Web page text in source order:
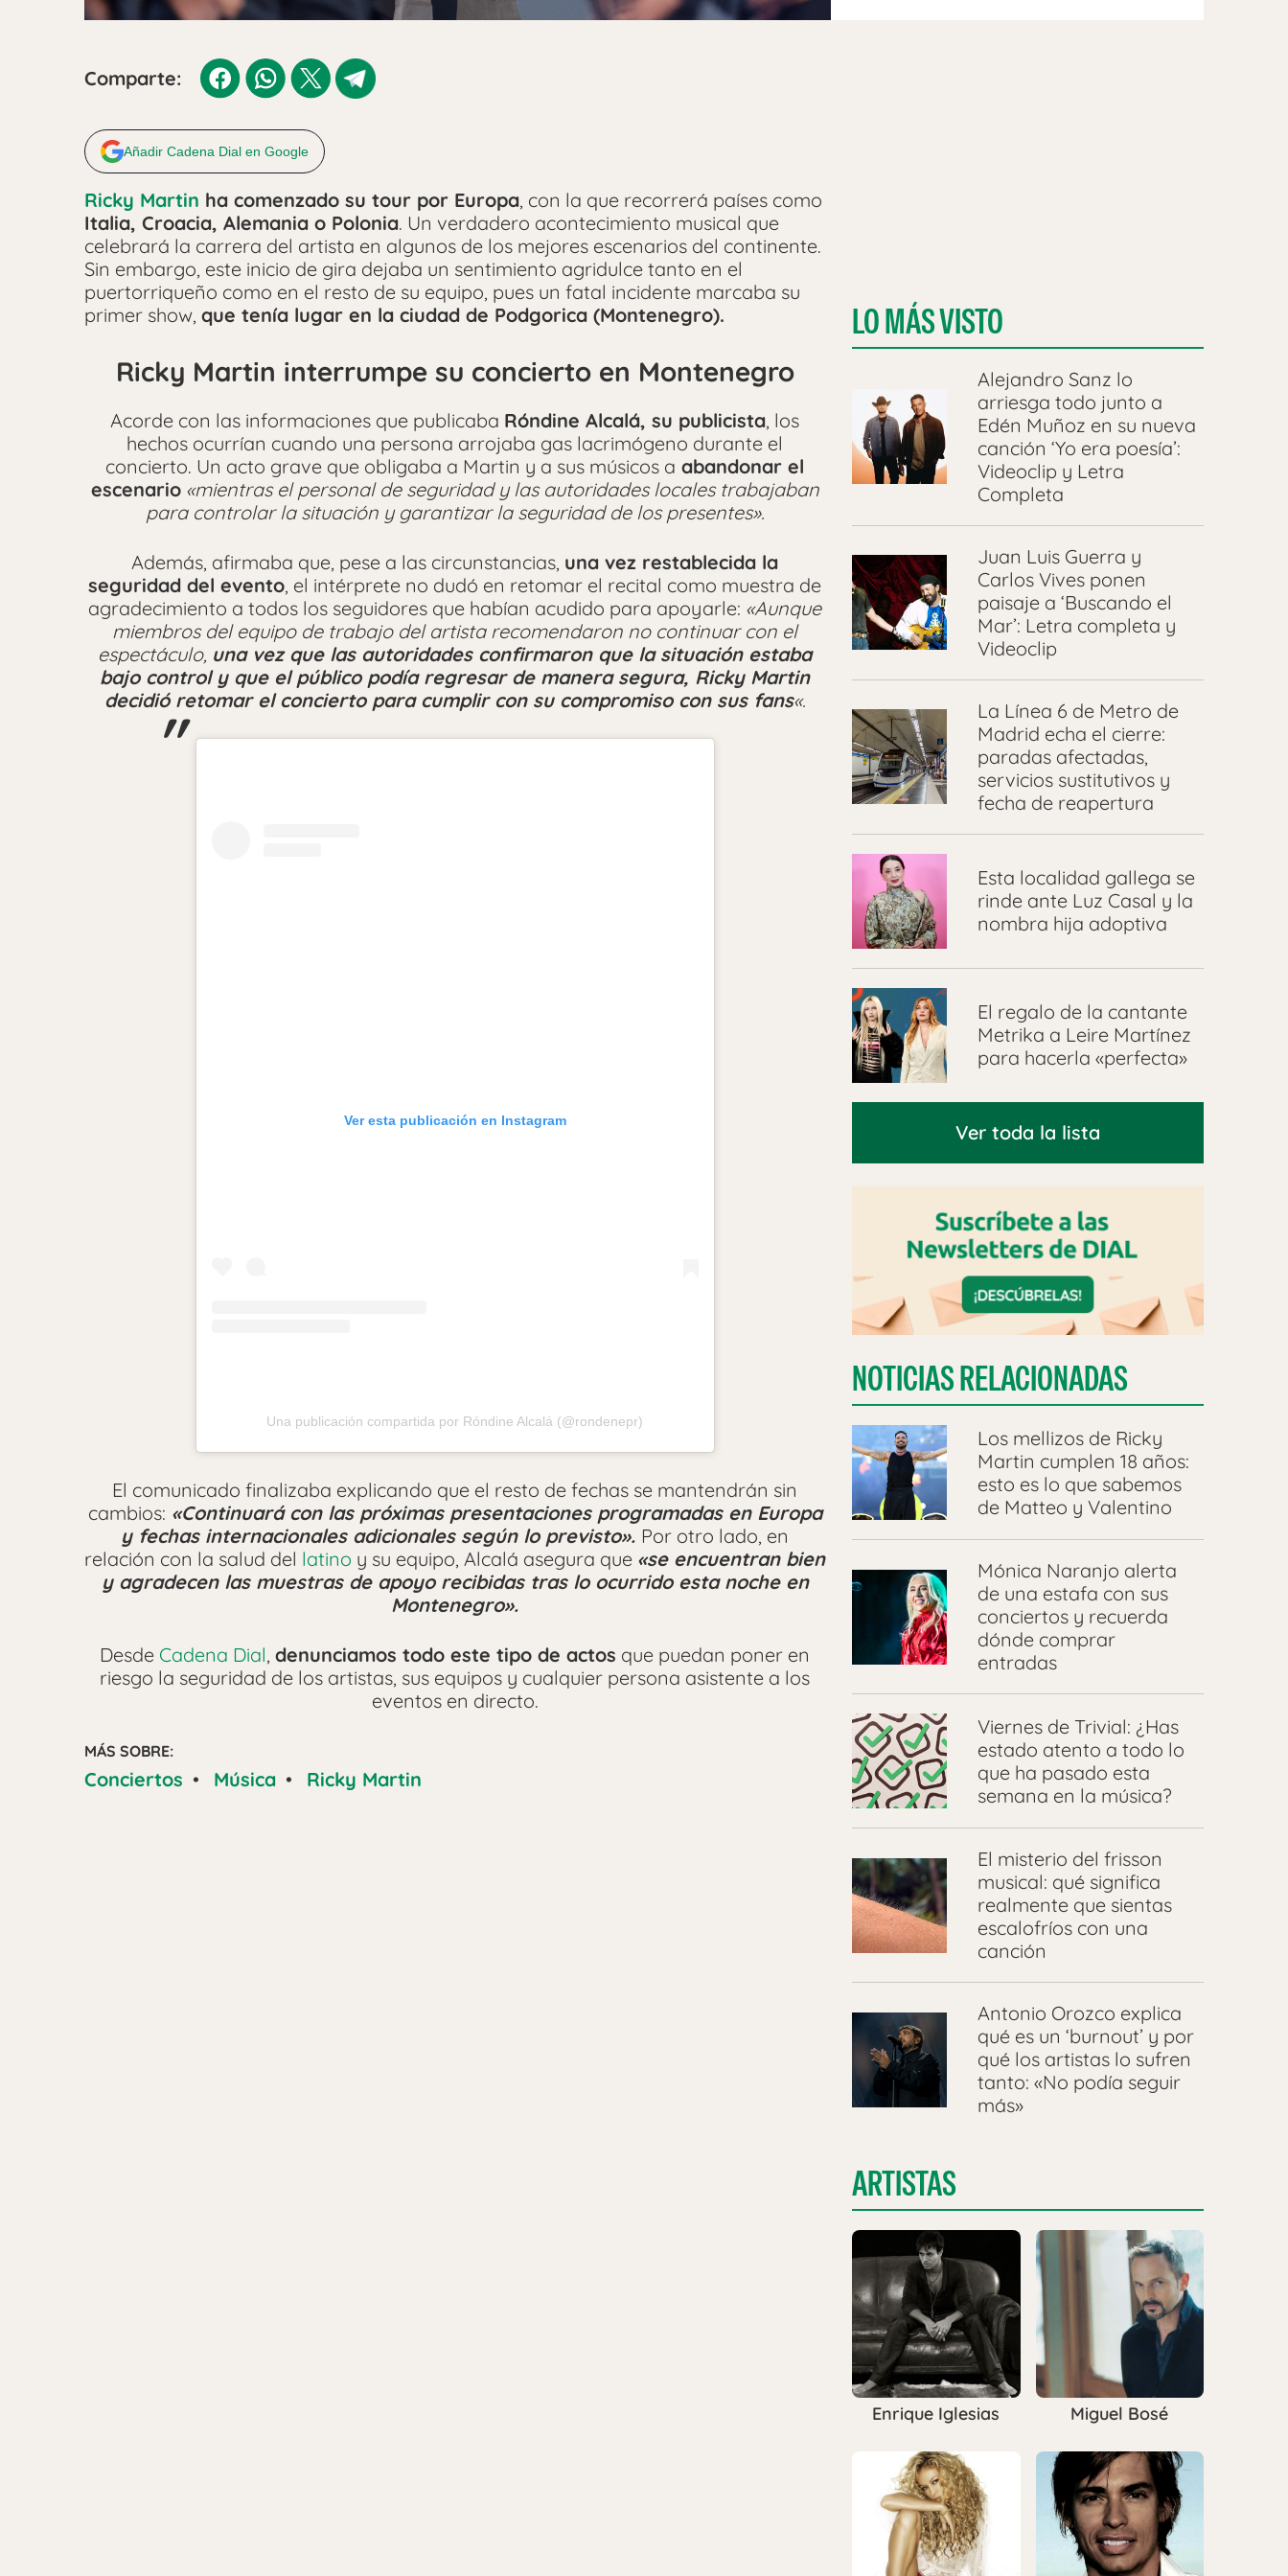
Comparte:
Añadir Cadena Dial en Google
Ricky Martin ha comenzado su tour por Europa, con la que recorrerá países como
Italia, Croacia, Alemania o Polonia. Un verdadero acontecimiento musical que
celebrará la carrera del artista en algunos de los mejores escenarios del continente.
Sin embargo, este inicio de gira dejaba un sentimiento agridulce tanto en el
puertorriqueño como en el resto de su equipo, pues un fatal incidente marcaba su
primer show, que tenía lugar en la ciudad de Podgorica (Montenegro).
Ricky Martin interrumpe su concierto en Montenegro
Acorde con las informaciones que publicaba Róndine Alcalá, su publicista, los
hechos ocurrían cuando una persona arrojaba gas lacrimógeno durante el
concierto. Un acto grave que obligaba a Martin y a sus músicos a abandonar el
escenario «mientras el personal de seguridad y las autoridades locales trabajaban
para controlar la situación y garantizar la seguridad de los presentes».
Además, afirmaba que, pese a las circunstancias, una vez restablecida la
seguridad del evento, el intérprete no dudó en retomar el recital como muestra de
agradecimiento a todos los seguidores que habían acudido para apoyarle: «Aunque
miembros del equipo de trabajo del artista recomendaron no continuar con el
espectáculo, una vez que las autoridades confirmaron que la situación estaba
bajo control y que el público podía regresar de manera segura, Ricky Martin
decidió retomar el concierto para cumplir con su compromiso con sus fans«.
Ver esta publicación en Instagram
Una publicación compartida por Róndine Alcalá (@rondenepr)
El comunicado finalizaba explicando que el resto de fechas se mantendrán sin
cambios: «Continuará con las próximas presentaciones programadas en Europa
y fechas internacionales adicionales según lo previsto». Por otro lado, en
relación con la salud del latino y su equipo, Alcalá asegura que «se encuentran bien
y agradecen las muestras de apoyo recibidas tras lo ocurrido esta noche en
Montenegro».
Desde Cadena Dial,denunciamos todo este tipo de actos que puedan poner en
riesgo la seguridad de los artistas, sus equipos y cualquier persona asistente a los
eventos en directo.
MÁS SOBRE:
Conciertos • Música • Ricky Martin
LO MÁS VISTO
Alejandro Sanz lo
arriesga todo junto a
Edén Muñoz en su nueva
canción ‘Yo era poesía’:
Videoclip y Letra
Completa
Juan Luis Guerra y
Carlos Vives ponen
paisaje a ‘Buscando el
Mar’: Letra completa y
Videoclip
La Línea 6 de Metro de
Madrid echa el cierre:
paradas afectadas,
servicios sustitutivos y
fecha de reapertura
Esta localidad gallega se
rinde ante Luz Casal y la
nombra hija adoptiva
El regalo de la cantante
Metrika a Leire Martínez
para hacerla «perfecta»
Ver toda la lista
NOTICIAS RELACIONADAS
Los mellizos de Ricky
Martin cumplen 18 años:
esto es lo que sabemos
de Matteo y Valentino
Mónica Naranjo alerta
de una estafa con sus
conciertos y recuerda
dónde comprar
entradas
Viernes de Trivial: ¿Has
estado atento a todo lo
que ha pasado esta
semana en la música?
El misterio del frisson
musical: qué significa
realmente que sientas
escalofríos con una
canción
Antonio Orozco explica
qué es un ‘burnout’ y por
qué los artistas lo sufren
tanto: «No podía seguir
más»
ARTISTAS
Enrique Iglesias Miguel Bosé